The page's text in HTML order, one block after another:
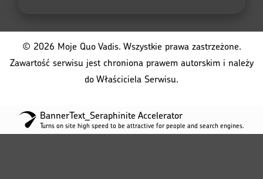
© 2026 Moje Quo Vadis. Wszystkie prawa zastrzeżone.
Zawartość serwisu jest chroniona prawem autorskim i należy
do Właściciela Serwisu.
BannerText_Seraphinite Accelerator
Turns on site high speed to be attractive for people and search engines.